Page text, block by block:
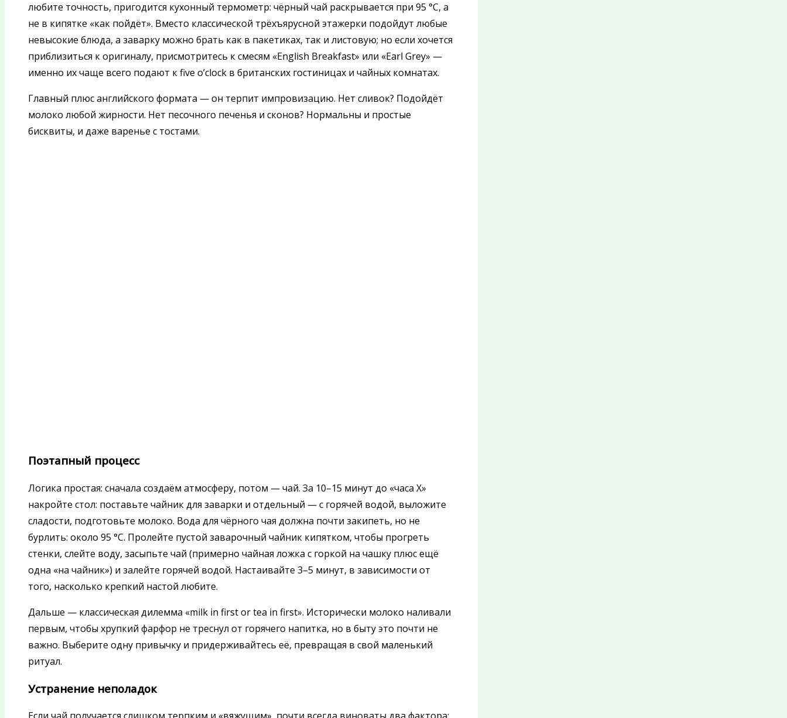
любите точность, пригодится кухонный термометр: чёрный чай раскрывается при 95 °C, а
не в кипятке «как пойдёт». Вместо классической трёхъярусной этажерки подойдут любые
невысокие блюда, а заварку можно брать как в пакетиках, так и листовую; но если хочется
приблизиться к оригиналу, присмотритесь к смесям «English Breakfast» или «Earl Grey» —
именно их чаще всего подают к five o’clock в британских гостиницах и чайных комнатах.
Главный плюс английского формата — он терпит импровизацию. Нет сливок? Подойдёт
молоко любой жирности. Нет песочного печенья и сконов? Нормальны и простые
бисквиты, и даже варенье с тостами.
Поэтапный процесс
Логика простая: сначала создаём атмосферу, потом — чай. За 10–15 минут до «часа Х»
накройте стол: поставьте чайник для заварки и отдельный — с горячей водой, выложите
сладости, подготовьте молоко. Вода для чёрного чая должна почти закипеть, но не
бурлить: около 95 °C. Пролейте пустой заварочный чайник кипятком, чтобы прогреть
стенки, слейте воду, засыпьте чай (примерно чайная ложка с горкой на чашку плюс ещё
одна «на чайник») и залейте горячей водой. Настаивайте 3–5 минут, в зависимости от
того, насколько крепкий настой любите.
Дальше — классическая дилемма «milk in first or tea in first». Исторически молоко наливали
первым, чтобы хрупкий фарфор не треснул от горячего напитка, но в быту это почти не
важно. Выберите одну привычку и придерживайтесь её, превращая в свой маленький
ритуал.
Устранение неполадок